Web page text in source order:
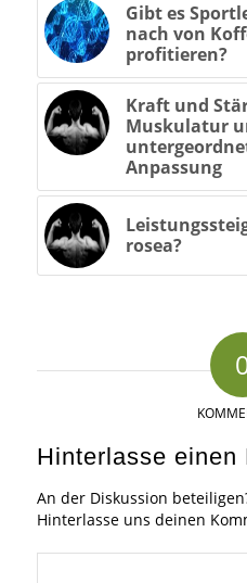
Gibt es
nach von
profitieren?
Kraft und
Muskulatur
Anpassung
rosea?
Hinterlasse einen
An der Diskussion
Hinterlasse uns deinen